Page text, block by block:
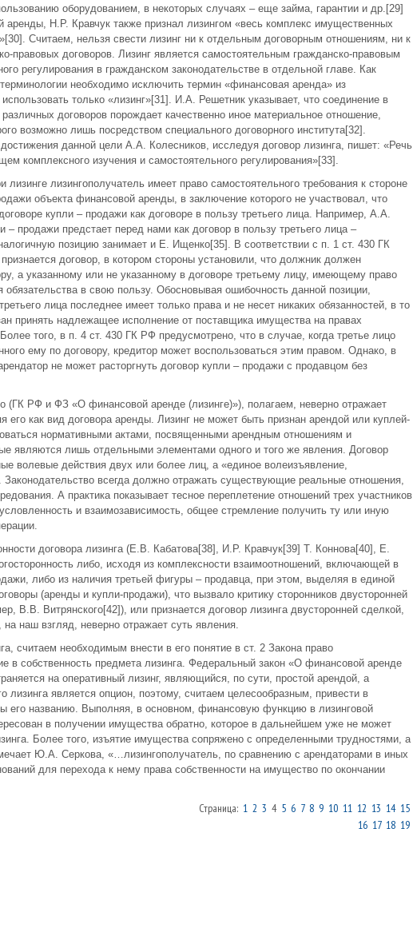
оборудованием, в некоторых случаях – еще займа, гарантии и др.[29]
аренды, Н.Р. Кравчук также признал лизингом «весь комплекс имущественных
Считаем, нельзя свести лизинг ни к отдельным договорным отношениям, ни к
правовых договоров. Лизинг является самостоятельным гражданско-правовым
регулирования в гражданском законодательстве в отдельной главе. Как
необходимо исключить термин «финансовая аренда» из
только «лизинг»[31]. И.А. Решетник указывает, что соединение в
договоров порождает качественно иное материальное отношение,
возможно лишь посредством специального договорного института[32].
данной цели А.А. Колесников, исследуя договор лизинга, пишет: «Речь
комплексного изучения и самостоятельного регулирования»[33].
лизинге лизингополучатель имеет право самостоятельного требования к стороне
объекта финансовой аренды, в заключение которого не участвовал, что
купли – продажи как договоре в пользу третьего лица. Например, А.А.
продажи предстает перед нами как договор в пользу третьего лица –
позицию занимает и Е. Ищенко[35]. В соответствии с п. 1 ст. 430 ГК
договор, в котором стороны установили, что должник должен
а указанному или не указанному в договоре третьему лицу, имеющему право
обязательства в свою пользу. Обосновывая ошибочность данной позиции,
лица последнее имеет только права и не несет никаких обязанностей, в то
принять надлежащее исполнение от поставщика имущества на правах
того, в п. 4 ст. 430 ГК РФ предусмотрено, что в случае, когда третье лицо
ему по договору, кредитор может воспользоваться этим правом. Однако, в
не может расторгнуть договор купли – продажи с продавцом без
(ГК РФ и ФЗ «О финансовой аренде (лизинге)»), полагаем, неверно отражает
как вид договора аренды. Лизинг не может быть признан арендой или куплей-
нормативными актами, посвященными арендным отношениям и
являются лишь отдельными элементами одного и того же явления. Договор
волевые действия двух или более лиц, а «единое волеизъявление,
всегда должно отражать существующие реальные отношения,
А практика показывает тесное переплетение отношений трех участников
и взаимозависимость, общее стремление получить ту или иную
договора лизинга (Е.В. Кабатова[38], И.Р. Кравчук[39] Т. Коннова[40], Е.
либо, исходя из комплексности взаимоотношений, включающей в
либо из наличия третьей фигуры – продавца, при этом, выделяя в единой
(аренды и купли-продажи), что вызвало критику сторонников двусторонней
В.В. Витрянского[42]), или признается договор лизинга двусторонней сделкой,
на наш взгляд, неверно отражает суть явления.
считаем необходимым внести в его понятие в ст. 2 Закона право
в собственность предмета лизинга. Федеральный закон «О финансовой аренде
на оперативный лизинг, являющийся, по сути, простой арендой, а
является опцион, поэтому, считаем целесообразным, привести в
его названию. Выполняя, в основном, финансовую функцию в лизинговой
в получении имущества обратно, которое в дальнейшем уже не может
Более того, изъятие имущества сопряжено с определенными трудностями, а
Ю.А. Серкова, «…лизингополучатель, по сравнению с арендаторами в иных
для перехода к нему права собственности на имущество по окончании
Страница: 1 2 3 4 5 6 7 8 9 10 11 12 13 14 15
16 17 18 19